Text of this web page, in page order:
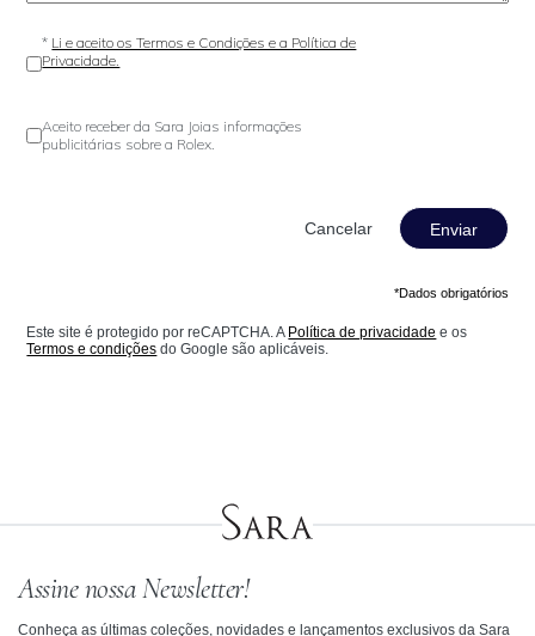
* Li e aceito os Termos e Condições e a Política de
Privacidade.
Aceito receber da Sara Joias informações
publicitárias sobre a Rolex.
Enviar
*Dados obrigatórios
Este site é protegido por reCAPTCHA. A Política de privacidade e os
Termos e condições do Google são aplicáveis.
Assine nossa Newsletter!
Conheça as últimas coleções, novidades e lançamentos exclusivos da Sara